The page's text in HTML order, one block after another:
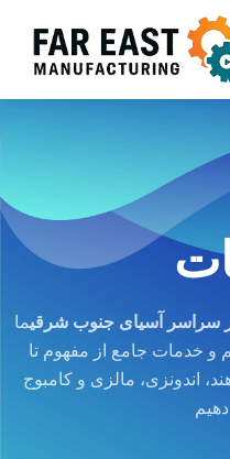
سراسر آسیای جنوب شرقیما
و خدمات جامع از مفهوم تا
اندونزی، مالزی و کامبوج